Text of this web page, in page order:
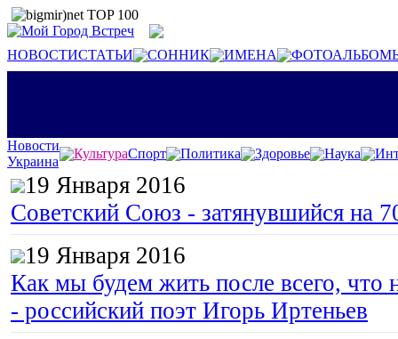
НОВОСТИСТАТЬИ СОННИК ИМЕНА
Новости
Украина
КультураСпорт Политика Здоровье Наука
19 Января 2016
Советский Союз - затянувшийся на
19 Января 2016
Как мы будем жить после всего, что
- российский поэт Игорь Иртеньев